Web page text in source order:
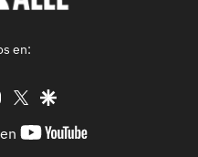
en:
instagram
twittergoogle
youtube-